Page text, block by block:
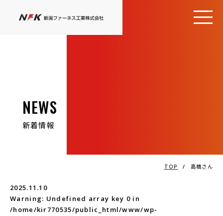
NEWS
新着情報
TOP / 高橋さん
2025.11.10
Warning: Undefined array key 0 in
/home/kir770535/public_html/www/wp-